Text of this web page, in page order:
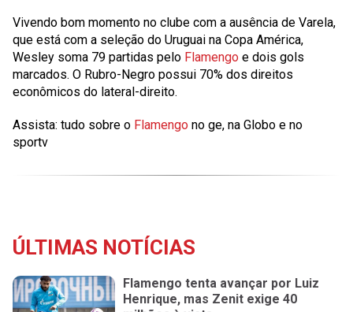
Vivendo bom momento no clube com a ausência de Varela,
que está com a seleção do Uruguai na Copa América,
Wesley soma 79 partidas pelo Flamengo e dois gols
marcados. O Rubro-Negro possui 70% dos direitos
econômicos do lateral-direito.
Assista: tudo sobre o Flamengo no ge, na Globo e no
sportv
ÚLTIMAS NOTÍCIAS
Flamengo tenta avançar por Luiz
Henrique, mas Zenit exige 40